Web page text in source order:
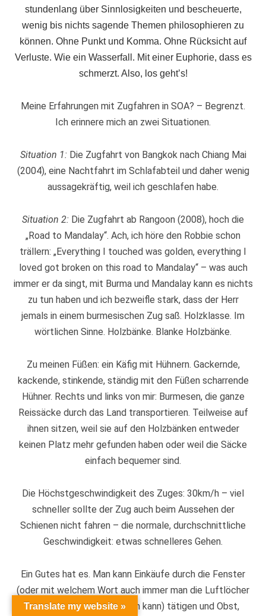
stundenlang über Sinnlosigkeiten und bescheuerte,
wenig bis nichts sagende Themen philosophieren zu
können. Ohne Punkt und Komma. Ohne Rücksicht auf
Verluste. Wie ein Wasserfall. Mit einer Euphorie, dass es
schmerzt. Also, los geht’s!
Meine Erfahrungen mit Zugfahren in SOA? – Begrenzt.
Ich erinnere mich an zwei Situationen.
Situation 1:Die Zugfahrt von Bangkok nach Chiang Mai
(2004), eine Nachtfahrt im Schlafabteil und daher wenig
aussagekräftig, weil ich geschlafen habe.
Situation 2: Die Zugfahrt ab Rangoon (2008), hoch die
„Road to Mandalay“. Ach, ich höre den Robbie schon
trällern: „Everything I touched was golden, everything I
loved got broken on this road to Mandalay“ – was auch
immer er da singt, mit Burma und Mandalay kann es nichts
zu tun haben und ich bezweifle stark, dass der Herr
jemals in einem burmesischen Zug saß. Holzklasse. Im
wörtlichen Sinne. Holzbänke. Blanke Holzbänke.
Zu meinen Füßen: ein Käfig mit Hühnern. Gackernde,
kackende, stinkende, ständig mit den Füßen scharrende
Hühner. Rechts und links von mir: Burmesen, die ganze
Reissäcke durch das Land transportieren. Teilweise auf
ihnen sitzen, weil sie auf den Holzbänken entweder
keinen Platz mehr gefunden haben oder weil die Säcke
einfach bequemer sind.
Die Höchstgeschwindigkeit des Zuges: 30km/h – viel
schneller sollte der Zug auch beim Aussehen der
Schienen nicht fahren – die normale, durchschnittliche
Geschwindigkeit: etwas schnelleres Gehen.
Ein Gutes hat es. Man kann Einkäufe durch die Fenster
(oder mit welchem Wort auch immer man die Luftlöcher
der Zugwände beschreiben kann) tätigen und Obst,
To
Translate my website »